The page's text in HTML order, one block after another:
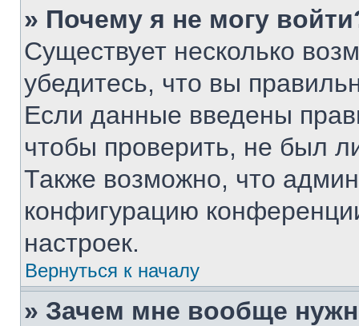
» Почему я не могу
Существует несколько
убедитесь, что вы
Если данные введены
чтобы проверить, не был
Также возможно, что
конфигурацию
настроек.
Вернуться к началу
» Зачем мне вообще